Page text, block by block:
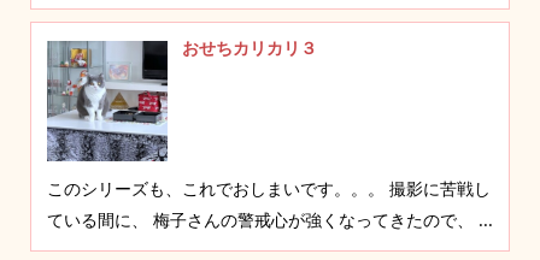
おせちカリカリ３
このシリーズも、これでおしまいです。。。 撮影に苦戦し
ている間に、 梅子さんの警戒心が強くなってきたので、 ...